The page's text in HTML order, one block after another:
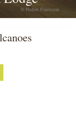
© Robin Francois